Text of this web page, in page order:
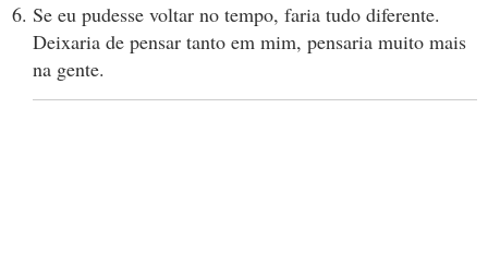
Se eu pudesse voltar no tempo, faria tudo diferente.
Deixaria de pensar tanto em mim, pensaria muito mais
na gente.